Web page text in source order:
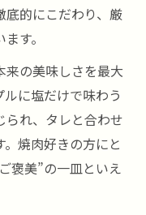
底的にこだわり、厳
す。
来の美味しさを最大
に塩だけで味わう
られ、タレと合わせ
焼肉好きの方にと
褒美”の一皿といえ